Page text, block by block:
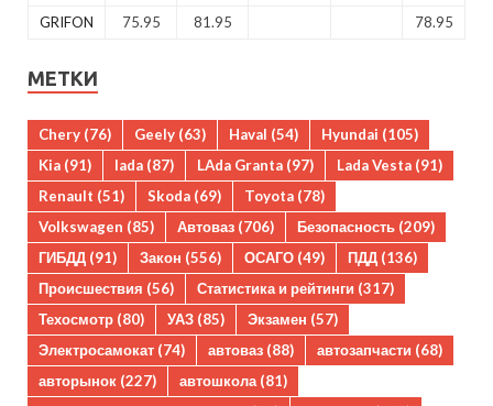
GRIFON
75.95 81.95 78.95
МЕТКИ
Chery (76) Geely (63) Haval (54) Hyundai (105)
Kia (91) lada (87) LAda Granta (97) Lada Vesta (91)
Renault (51) Skoda (69) Toyota (78)
Volkswagen (85) Автоваз (706) Безопасность (209)
ГИБДД (91) Закон (556) ОСАГО (49) ПДД (136)
Происшествия (56) Статистика и рейтинги (317)
Техосмотр (80) УАЗ (85) Экзамен (57)
Электросамокат (74) автоваз (88) автозапчасти (68)
авторынок (227) автошкола(81)